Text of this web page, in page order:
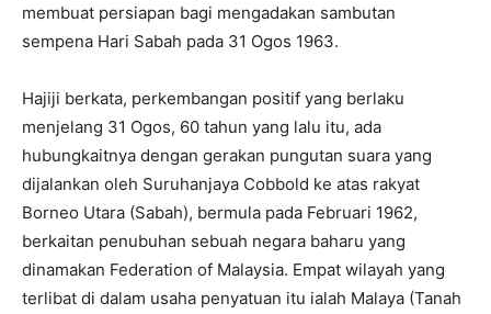
membuat persiapan bagi mengadakan sambutan
sempena Hari Sabah pada 31 Ogos 1963.
Hajiji berkata, perkembangan positif yang berlaku
menjelang 31 Ogos, 60 tahun yang lalu itu, ada
hubungkaitnya dengan gerakan pungutan suara yang
dijalankan oleh Suruhanjaya Cobbold ke atas rakyat
Borneo Utara (Sabah), bermula pada Februari 1962,
berkaitan penubuhan sebuah negara baharu yang
dinamakan Federation of Malaysia. Empat wilayah yang
terlibat di dalam usaha penyatuan itu ialah Malaya (Tanah